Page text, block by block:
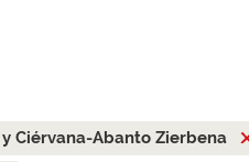
Ciérvana-Abanto Zierbena